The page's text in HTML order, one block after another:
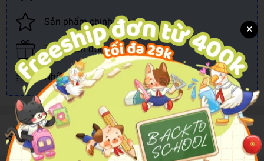
Sản phẩm chính hãng
Tích điểm đổi quà
Nhiều khuyến mãi, ưu đãi
Sản phẩm cùng loại
×